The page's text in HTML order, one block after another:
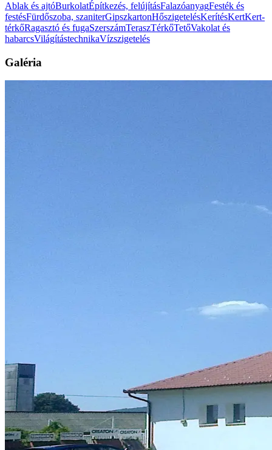
Ablak és ajtóBurkolatÉpítkezés, felújításFalazóanyagFesték és
festésFürdőszoba, szaniterGipszkartonHőszigetelésKerítésKertKert-
térkőRagasztó és fugaSzerszámTeraszTérkőTetőVakolat és
habarcsVilágítástechnikaVízszigetelés
Galéria